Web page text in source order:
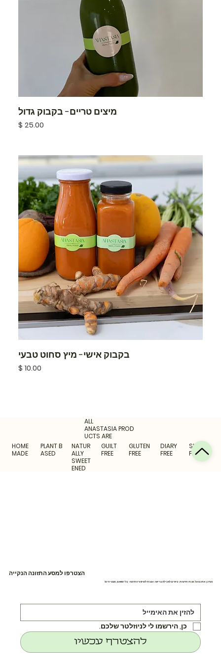
מיצים טריים- בקבוק גדול
מחיר
בקבוק אישי- מיץ סחוט טבעי
מחיר
ALL
ANASTASIA PROD
UCTS ARE
HOME
MADE
PLANT B
ASED
NATUR
ALLY
SWEET
ENED
GUILT
FREE
GLUTEN
FREE
DIARY
FREE
SUGAR
FREE
הצטרפו למסע התזונה הנקייה
נעדכן אתכם על מנות חדשות, טיפים לאכילה בריאה ועצות לשיפור התזונה- בלי ספאם, מבטיחים!
כן, הירשמו לי לניוזלטר שלכם.
להצטרף עכשיו